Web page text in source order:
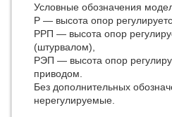
Условные обозначения
Р — высота опор
РРП — высота опор
(штурвалом),
РЭП — высота опор
приводом.
Без дополнительных
нерегулируемые.